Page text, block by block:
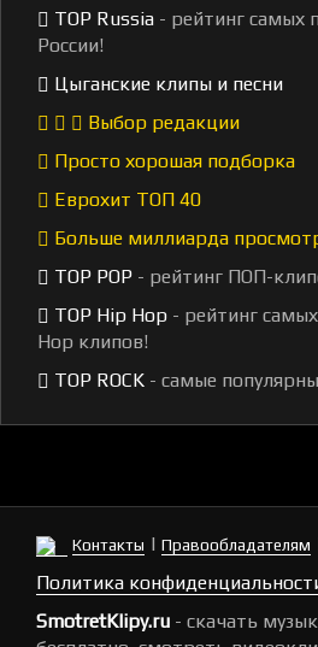
TOP Russia - рейтинг самых
России!
Цыганские клипы и песни
Выбор редакции
Просто хорошая подборка
Еврохит ТОП 40
Больше миллиарда
TOP POP - рейтинг ПОП-
TOP Hip Hop - рейтинг
Hop клипов!
TOP ROCK - самые
Контакты | Правообладателям
Политика
SmotretKlipy.ru - скачать